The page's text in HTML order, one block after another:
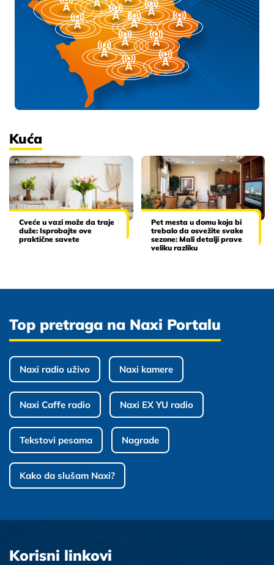
Kuća
Cveće u vazi može da traje
duže: Isprobajte ove
praktične savete
Pet mesta u domu koja bi
trebalo da osvežite svake
sezone: Mali detalji prave
veliku razliku
Top pretraga na Naxi Portalu
Naxi radio uživo Naxi kamere
Naxi Caffe radio Naxi EX YU radio
Tekstovi pesama Nagrade
Kako da slušam Naxi?
Korisni linkovi